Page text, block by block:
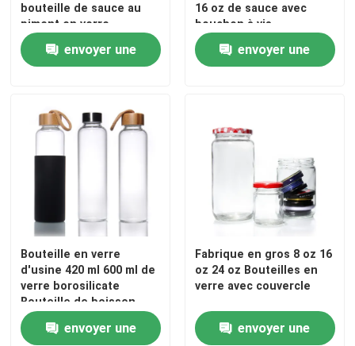
Visite d'usine
Contact
Bouteilles en verre
pots en verre
Coupe en verre
bouteille de sauce au
piment en verre
envoyer une
16 oz de sauce avec
bouchon à vis
envoyer une
Bouteille en verre
d'usine 420 ml 600 ml de
verre borosilicate
Bouteille de boisson
pour les sports
nautiquesenvoyer une
Fabrique en gros 8 oz 16
oz 24 oz Bouteilles en
verre avec couvercle
envoyer une